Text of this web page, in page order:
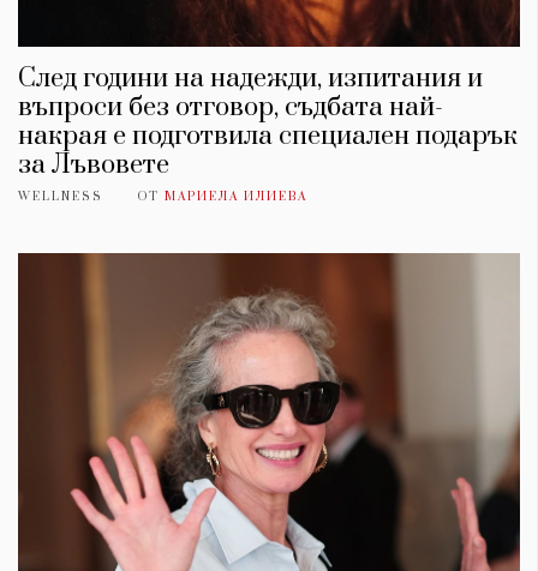
След години на надежди, изпитания и
въпроси без отговор, съдбата най-
накрая е подготвила специален подарък
за Лъвовете
WELLNESS ОТ МАРИЕЛА ИЛИЕВА